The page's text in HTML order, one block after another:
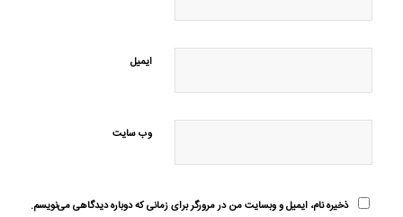
ایمیل
وب‌ سایت
ذخیره نام، ایمیل و وبسایت من در مرورگر برای زمانی که دوباره دیدگاهی می‌نویسم.